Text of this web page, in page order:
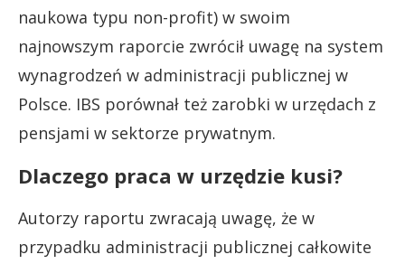
naukowa typu non-profit) w swoim
najnowszym raporcie zwrócił uwagę na system
wynagrodzeń w administracji publicznej w
Polsce. IBS porównał też zarobki w urzędach z
pensjami w sektorze prywatnym.
Dlaczego praca w urzędzie kusi?
Autorzy raportu zwracają uwagę, że w
przypadku administracji publicznej całkowite